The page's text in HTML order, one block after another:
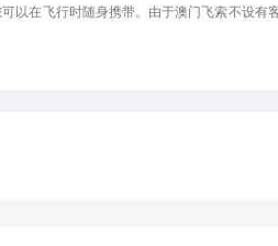
以在飞行时随身携带。由于澳门飞索不设有